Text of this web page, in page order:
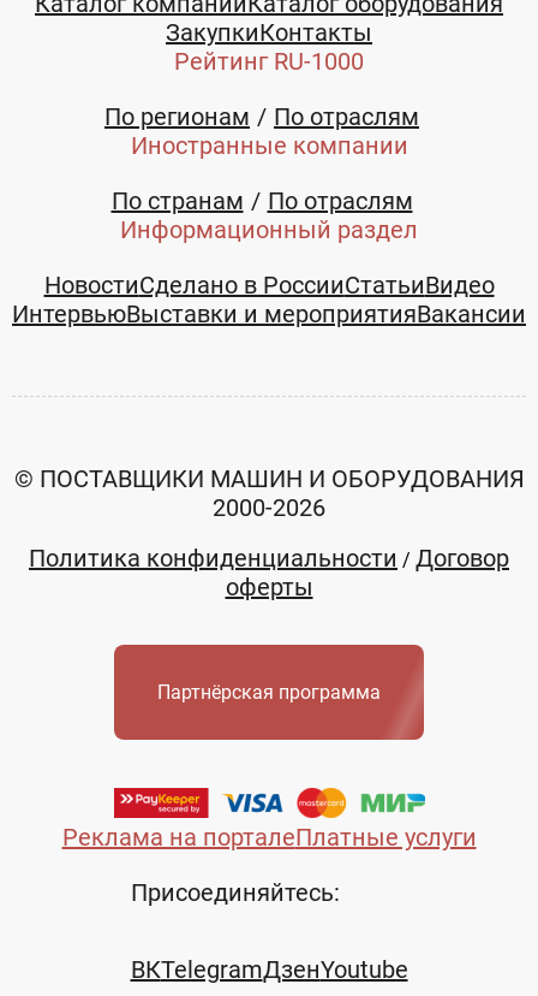
ЗакупкиКонтакты
Рейтинг RU-1000
По регионам
По отраслям
Иностранные компании
По странам
По отраслям
Информационный раздел
НовостиСделано в РоссииСтатьиВидео
ИнтервьюВыставки и мероприятияВакансии
Реклама на порталеПлатные услуги
© ПОСТАВЩИКИ МАШИН И ОБОРУДОВАНИЯ
2000-2026
Политика конфиденциальности / Договор
оферты
Партнёрская программа
Присоединяйтесь:
ВКTelegramДзенYoutube